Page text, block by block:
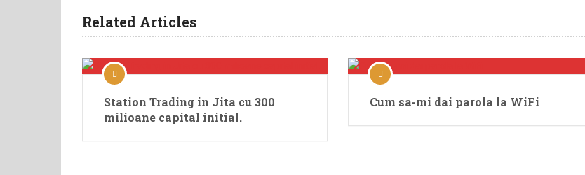
Related Articles
Station Trading in Jita cu 300
milioane capital initial.
Cum sa-mi dai parola la WiFi